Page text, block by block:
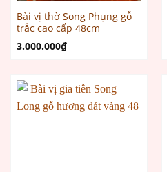
Bài vị thờ Song Phụng gỗ
trắc cao cấp 48cm
3.000.000₫